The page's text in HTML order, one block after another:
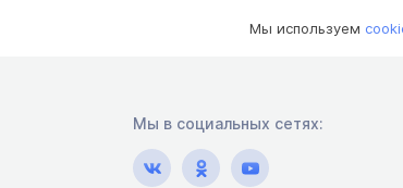
Мы используем
Мы в социальных сетях: